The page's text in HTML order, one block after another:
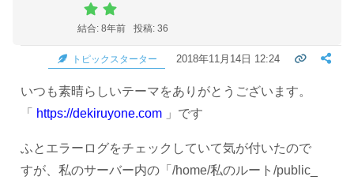
結合: 8年前 投稿: 36
トピックスターター 2018年11月14日 12:24
いつも素晴らしいテーマをありがとうございます。
「
https://dekiruyone.com 」です
ふとエラーログをチェックしていて気が付いたので
すが、私のサーバー内の「/home/私のルート/public_